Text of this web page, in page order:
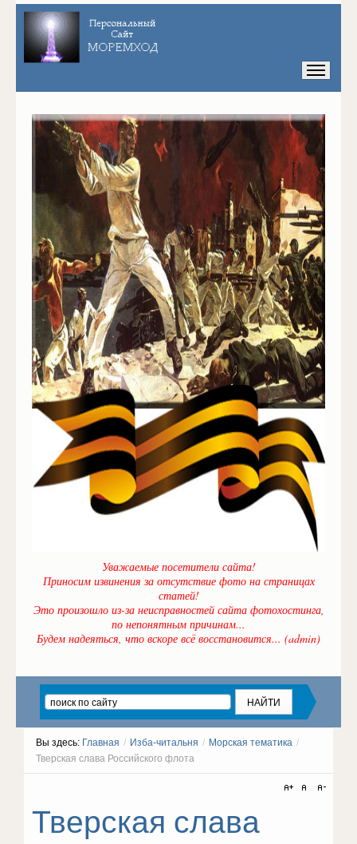
Уважаемые посетители сайта!
Приносим извинения за отсутствие фото на страницах
статей!
Это произошло из-за неисправностей сайта фотохостинга,
по непонятным причинам...
Будем надеяться, что вскоре всё восстановится... (admin)
Вы здесь: Главная / Изба-читальня / Морская тематика /
Тверская слава Российского флота
Тверская слава